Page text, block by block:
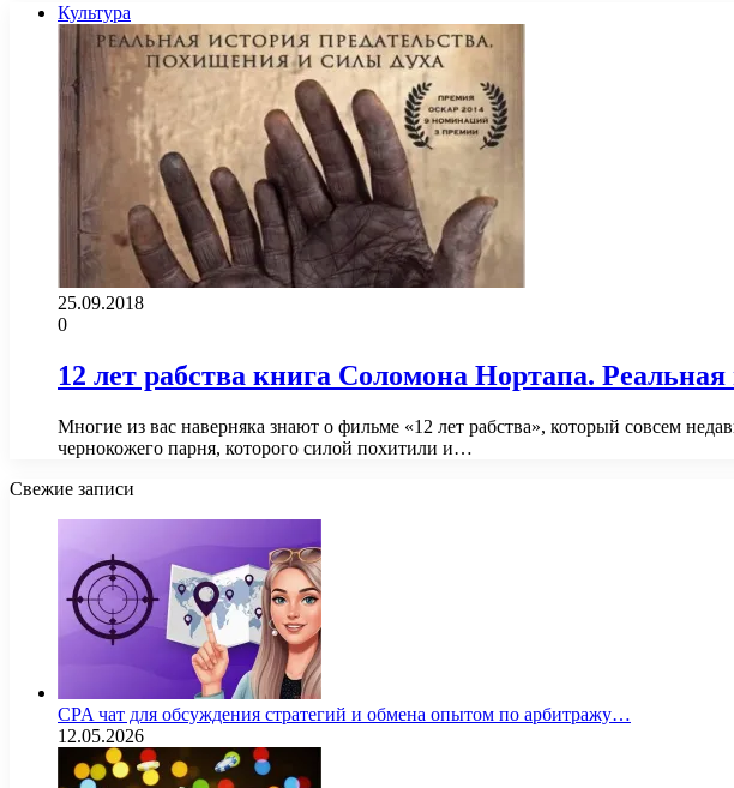
Культура
25.09.2018
0
12 лет рабства книга Соломона Нортапа.
Многие из вас наверняка знают о фильме «12 лет рабства», который совсем
чернокожего парня, которого силой похитили и…
Свежие записи
CPA чат для обсуждения стратегий и обмена опытом по арбитражу…
12.05.2026